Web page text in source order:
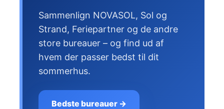
Sammenlign NOVASOL, Sol og
Strand, Feriepartner og de andre
store bureauer – og find ud af
hvem der passer bedst til dit
sommerhus.
Bedste bureauer →